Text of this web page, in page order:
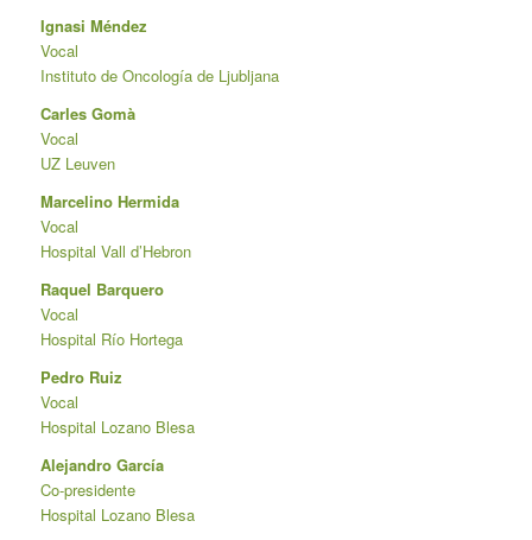
Ignasi Méndez
Vocal
Instituto de Oncología de Ljubljana
Carles Gomà
Vocal
UZ Leuven
Marcelino Hermida
Vocal
Hospital Vall d’Hebron
Raquel Barquero
Vocal
Hospital Río Hortega
Pedro Ruiz
Vocal
Hospital Lozano Blesa
Alejandro García
Co-presidente
Hospital Lozano Blesa